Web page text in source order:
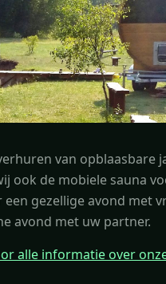
van opblaasbare
ook de mobiele sauna
een gezellige avond met
avond met uw partner.
alle informatie over